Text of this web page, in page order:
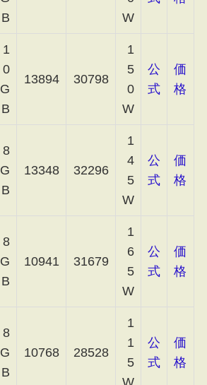
B
W
1
0
G
B
13894 30798
1
5
0
W
公
式
価
格
8
G
B
13348 32296
1
4
5
W
公
式
価
格
8
G
B
10941 31679
1
6
5
W
公
式
価
格
8
G
B
10768 28528
1
1
5
公
式
価
格